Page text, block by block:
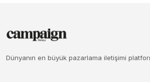
Dünyanın en büyük pazarlama iletişimi